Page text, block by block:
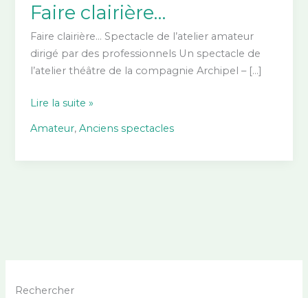
Faire clairière…
Faire clairière… Spectacle de l’atelier amateur
dirigé par des professionnels Un spectacle de
l’atelier théâtre de la compagnie Archipel – […]
Faire
Lire la suite »
Amateur,Anciens spectacles
Rechercher